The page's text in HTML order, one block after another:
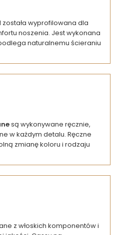
została wyprofilowana dla
noszenia. Jest wykonana
naturalnemu ścieraniu
są wykonywane ręcznie,
w każdym detalu. Ręczne
zmianę koloru i rodzaju
z włoskich komponentów i